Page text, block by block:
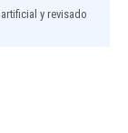
y revisado